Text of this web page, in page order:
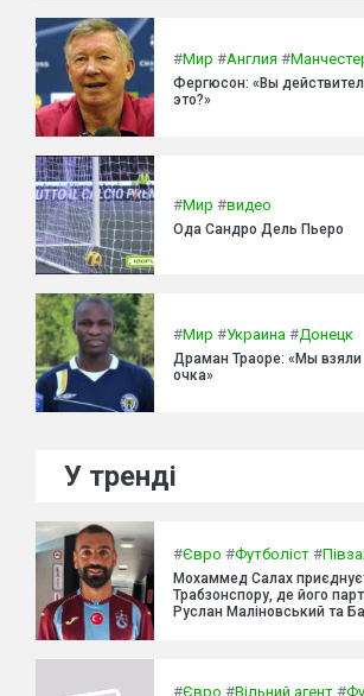
#Мир #Англия #
Фергюсон: «Вы
это?»
#Мир #видео
Ода Сандро Дель Пьеро
#Мир #Украина #Донецк
Драман Траоре: «Мы
очка»
У тренді
#Євро #Футболіст #
Мохаммед Салах
Трабзонспору, де його
Руслан Маліновський та
#Євро #Вільний агент #